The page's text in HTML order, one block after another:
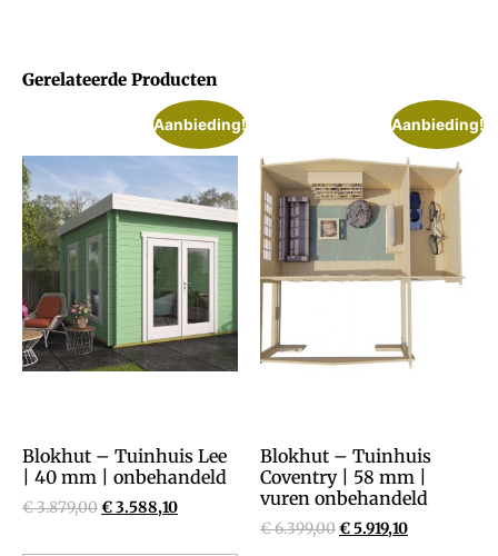
Gerelateerde Producten
Aanbieding!
Blokhut – Tuinhuis Lee
| 40 mm | onbehandeld
€3.879,00€3.588,10
Aanbieding!
Blokhut – Tuinhuis
Coventry | 58 mm |
vuren onbehandeld
€6.399,00€5.919,10